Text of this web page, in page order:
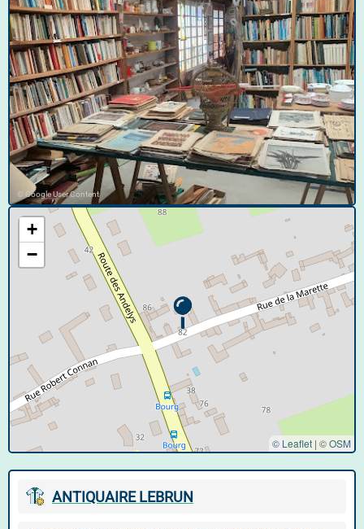
© Google User Content
+
−
© Leaflet | ©OSM
ANTIQUAIRE LEBRUN